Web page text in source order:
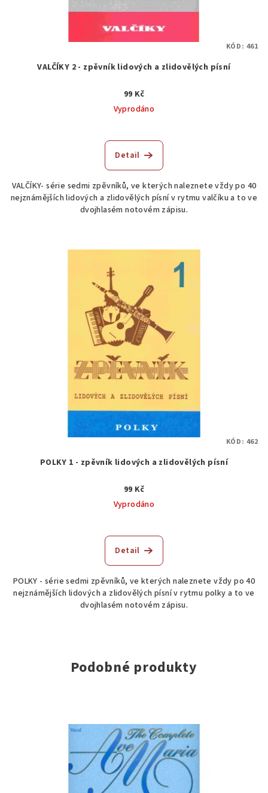
VALČÍKY 2 - zpěvník lidových a zlidovělých písní
99 Kč
Vyprodáno
Detail
VALČÍKY- série sedmi zpěvníků, ve kterých naleznete vždy po 40
nejznámějších lidových a zlidovělých písní v rytmu valčíku a to ve
dvojhlasém notovém zápisu.
KÓD: 461
POLKY 1 - zpěvník lidových a zlidovělých písní
99 Kč
Vyprodáno
Detail
POLKY - série sedmi zpěvníků, ve kterých naleznete vždy po 40
nejznámějších lidových a zlidovělých písní v rytmu polky a to ve
dvojhlasém notovém zápisu.
KÓD: 462
Podobné produkty